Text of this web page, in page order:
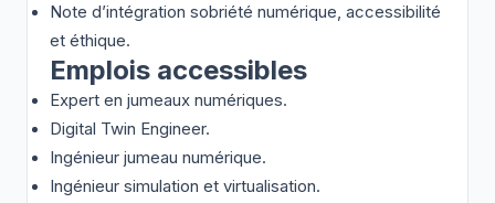
Note d’intégration sobriété numérique, accessibilité
et éthique.
Emplois accessibles
Expert en jumeaux numériques.
Digital Twin Engineer.
Ingénieur jumeau numérique.
Ingénieur simulation et virtualisation.